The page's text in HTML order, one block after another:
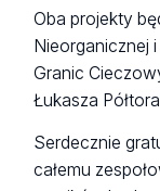
Oba projekty
Nieorganicznej
Granic
Łukasza
Serdecznie
całemu